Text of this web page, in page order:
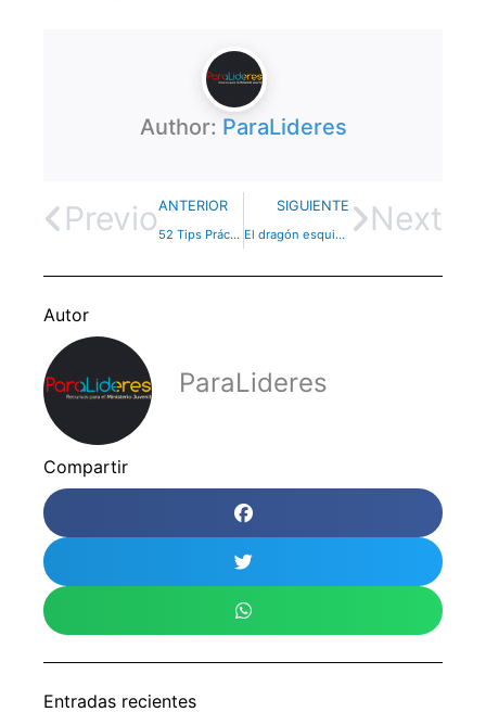
Author: ParaLideres
PrevioANTERIOR
52 Tips Prácticos – Los actores más importantes
SIGUIENTE
El dragón esquiva el golpe – Dinámica Next
Autor
ParaLideres
Compartir
Entradas recientes